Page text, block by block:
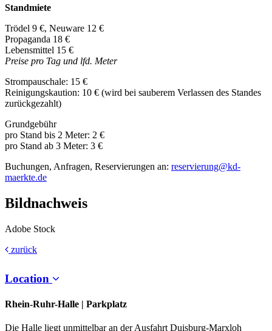
Standmiete
Trödel 9 €, Neuware 12 €
Propaganda 18 €
Lebensmittel 15 €
Preise pro Tag und lfd. Meter
Strompauschale: 15 €
Reinigungskaution: 10 € (wird bei sauberem Verlassen des Standes
zurückgezahlt)
Grundgebühr
pro Stand bis 2 Meter: 2 €
pro Stand ab 3 Meter: 3 €
Buchungen, Anfragen, Reservierungen an: reservierung@kd-
maerkte.de
Bildnachweis
Adobe Stock
zurück
Location
Rhein-Ruhr-Halle | Parkplatz
Die Halle liegt unmittelbar an der Ausfahrt Duisburg-Marxloh